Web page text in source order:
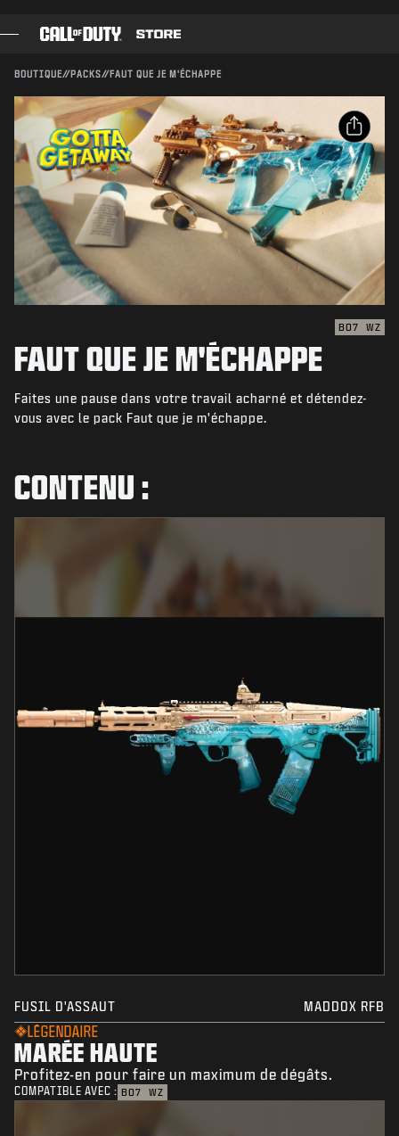
JEUX
PASSE DE COMBAT
BLACK CELL
POINTS COD
BOUTIQUE D'ÉQUIPEMENT
COMBAT BUILDS
JEUX
ACTUS
ESPORTS
BOUTIQUE//PACKS//FAUT QUE JE M'ÉCHAPPE
Compatible avec :
ANNULER
Activision peut mettre à jour, remplacer ou supprimer
ce contenu en jeu à tout moment.
PARTAGER
Email
Facebook
BO7 WZ
FAUT QUE JE M'ÉCHAPPE
Faites une pause dans votre travail acharné et détendez-
vous avec le pack Faut que je m'échappe.
CONTENU :
FUSIL D'ASSAUT MADDOX RFB
LÉGENDAIRE
MARÉE HAUTE
Profitez-en pour faire un maximum de dégâts.
COMPATIBLE AVEC : BO7 WZ